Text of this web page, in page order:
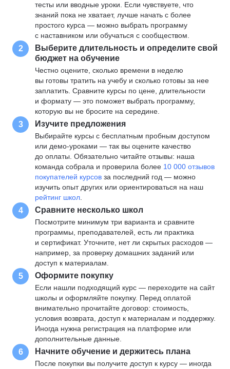
тесты или вводные уроки. Если чувствуете, что
знаний пока не хватает, лучше начать с более
простого курса — можно выбрать программу
с наставником или обучаться с сообществом.
2
Выберите длительность и определите свой
бюджет на обучение
Честно оцените, сколько времени в неделю
вы готовы тратить на учебу и сколько готовы за нее
заплатить. Сравните курсы по цене, длительности
и формату — это поможет выбрать программу,
которую вы не бросите на середине.
3 Изучите предложения
Выбирайте курсы с бесплатным пробным доступом
или демо-уроками — так вы оцените качество
до оплаты. Обязательно читайте отзывы: наша
команда собрала и проверила более 10 000 отзывов
покупателей курсов за последний год — можно
изучить опыт других или ориентироваться на наш
рейтинг школ
4 Сравните несколько школ
Посмотрите минимум три варианта и сравните
программы, преподавателей, есть ли практика
и сертификат. Уточните, нет ли скрытых расходов —
например, за проверку домашних заданий или
доступ к материалам.
5 Оформите покупку
Если нашли подходящий курс — переходите на сайт
школы и оформляйте покупку. Перед оплатой
внимательно прочитайте договор: стоимость,
условия возврата, доступ к материалам и поддержку.
Иногда нужна регистрация на платформе или
дополнительные данные.
6 Начните обучение и держитесь плана
После покупки вы получите доступ к курсу — иногда